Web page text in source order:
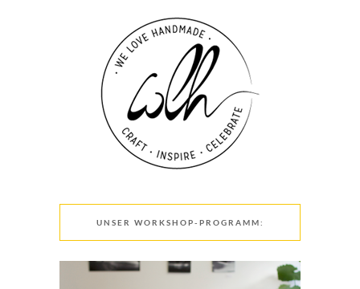
UNSER WORKSHOP-PROGRAMM: